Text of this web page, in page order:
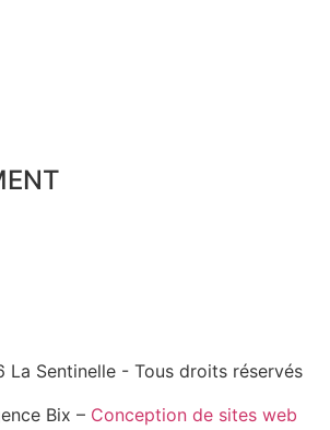
Sentinelle - Tous droits réservés
Bix – Conception de sites web